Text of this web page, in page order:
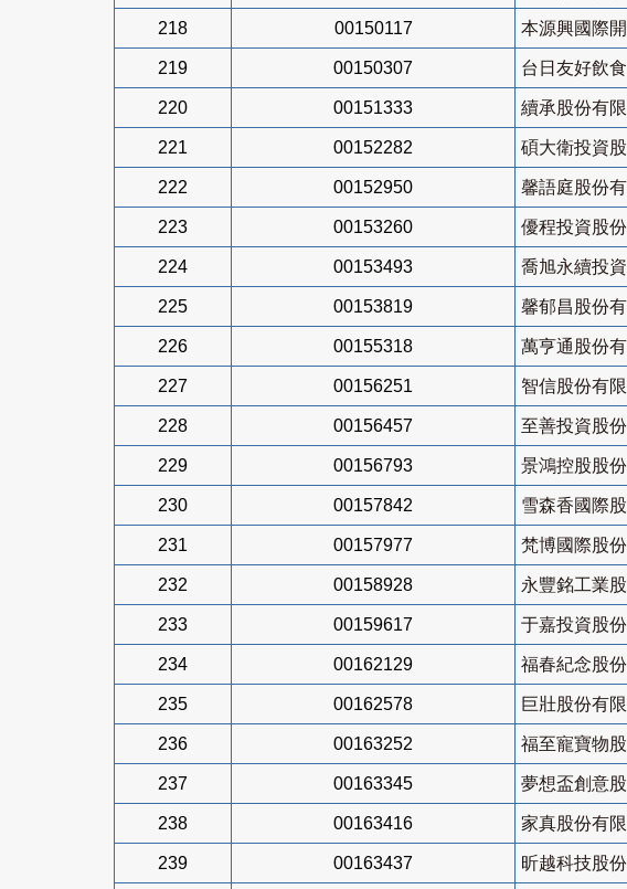
218 00150117 本源興國際
219 00150307 台日友好飲
220 00151333 續承股份有
221 00152282 碩大衛投資
222 00152950 馨語庭股份
223 00153260 優程投資股
224 00153493 喬旭永續投
225 00153819 馨郁昌股份
226 00155318 萬亨通股份
227 00156251 智信股份有
228 00156457 至善投資股
229 00156793 景鴻控股股
230 00157842 雪森香國際
231 00157977 梵博國際股
232 00158928 永豐銘工業
233 00159617 于嘉投資股
234 00162129 福春紀念股
235 00162578 巨壯股份有
236 00163252 福至寵寶物
237 00163345 夢想盃創意
238 00163416 家真股份有
239 00163437 昕越科技股